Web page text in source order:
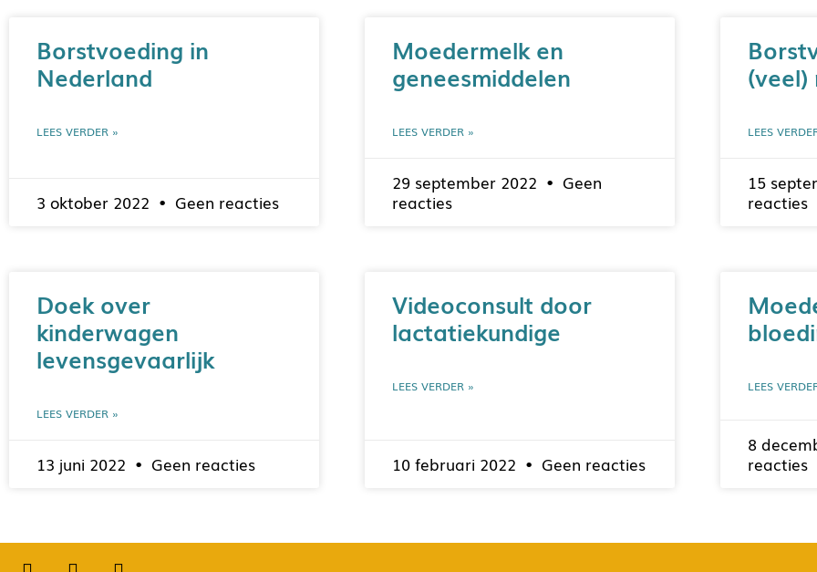
Borstvoeding in
Nederland
LEES VERDER »
3 oktober 2022 Geen reacties
Moedermelk en
geneesmiddelen
LEES VERDER »
29 september 2022
Geen
reacties
LEES
15
reacties
Doek over
kinderwagen
levensgevaarlijk
LEES VERDER »
13 juni 2022 Geen reacties
Videoconsult door
lactatiekundige
LEES VERDER »
10 februari 2022 Geen reacties
LEES
8
reacties